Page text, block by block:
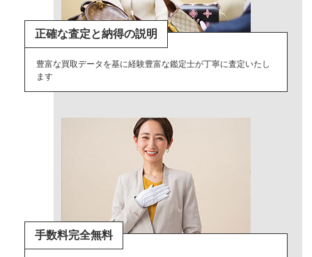
正確な査定と納得の説明
豊富な買取データを基に経験豊富な鑑定士が丁寧に査定いたし
ます
手数料完全無料